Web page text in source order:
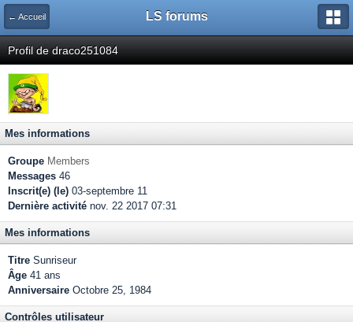
← Accueil LS forums
Profil de draco251084
Mes informations
Groupe Members
Messages 46
Inscrit(e) (le) 03-septembre 11
Dernière activité nov. 22 2017 07:31
Mes informations
Titre Sunriseur
Âge 41 ans
Anniversaire Octobre 25, 1984
Contrôles utilisateur